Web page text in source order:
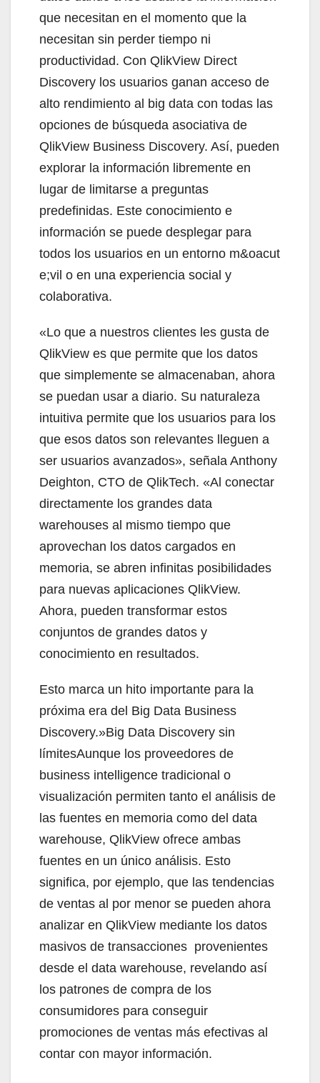
que necesitan en el momento que la
necesitan sin perder tiempo ni
productividad. Con QlikView Direct
Discovery los usuarios ganan acceso de
alto rendimiento al big data con todas las
opciones de búsqueda asociativa de
QlikView Business Discovery. Así, pueden
explorar la información libremente en
lugar de limitarse a preguntas
predefinidas. Este conocimiento e
información se puede desplegar para
todos los usuarios en un entorno m&oacut
e;vil o en una experiencia social y
colaborativa.
«Lo que a nuestros clientes les gusta de
QlikView es que permite que los datos
que simplemente se almacenaban, ahora
se puedan usar a diario. Su naturaleza
intuitiva permite que los usuarios para los
que esos datos son relevantes lleguen a
ser usuarios avanzados», señala Anthony
Deighton, CTO de QlikTech. «Al conectar
directamente los grandes data
warehouses al mismo tiempo que
aprovechan los datos cargados en
memoria, se abren infinitas posibilidades
para nuevas aplicaciones QlikView.
Ahora, pueden transformar estos
conjuntos de grandes datos y
conocimiento en resultados.
Esto marca un hito importante para la
próxima era del Big Data Business
Discovery.»Big Data Discovery sin
límitesAunque los proveedores de
business intelligence tradicional o
visualización permiten tanto el análisis de
las fuentes en memoria como del data
warehouse, QlikView ofrece ambas
fuentes en un único análisis. Esto
significa, por ejemplo, que las tendencias
de ventas al por menor se pueden ahora
analizar en QlikView mediante los datos
masivos de transacciones provenientes
desde el data warehouse, revelando así
los patrones de compra de los
consumidores para conseguir
promociones de ventas más efectivas al
contar con mayor información.